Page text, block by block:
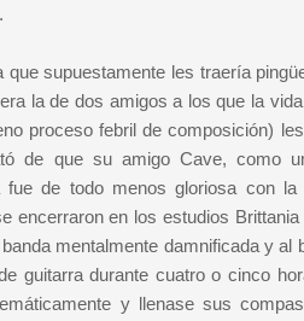
supuestamente les traería
la de dos amigos a los que la
proceso febril de composición)
de que su amigo Cave, como
fue de todo menos gloriosa con
encerraron en los estudios
mentalmente damnificada y al
guitarra durante cuatro o cinco
y llenase sus